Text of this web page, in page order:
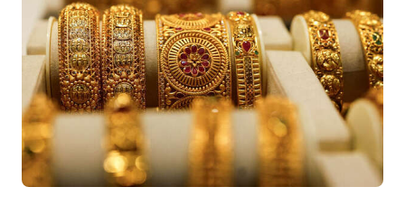
بیمه
اقتصاد
جهان
بازار
و
تجارت